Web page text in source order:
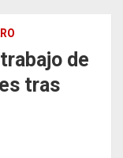
de
tras